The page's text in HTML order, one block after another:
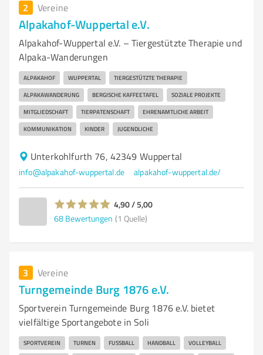
2 Vereine
Alpakahof-Wuppertal e.V.
Alpakahof-Wuppertal e.V. – Tiergestützte Therapie und
Alpaka-Wanderungen
ALPAKAHOF WUPPERTAL TIERGESTÜTZTE THERAPIE
ALPAKAWANDERUNG BERGISCHE KAFFEETAFEL SOZIALE PROJEKTE
MITGLIEDSCHAFT TIERPATENSCHAFT EHRENAMTLICHE ARBEIT
KOMMUNIKATION KINDER JUGENDLICHE
Unterkohlfurth 76, 42349 Wuppertal
info@alpakahof-wuppertal.de alpakahof-wuppertal.de/
4,90 / 5,00
68 Bewertungen (1 Quelle)
3 Vereine
Turngemeinde Burg 1876 e.V.
Sportverein Turngemeinde Burg 1876 e.V. bietet
vielfältige Sportangebote in Soli
SPORTVEREIN TURNEN FUSSBALL HANDBALL VOLLEYBALL